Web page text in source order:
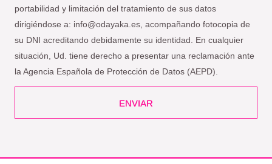
portabilidad y limitación del tratamiento de sus datos
dirigiéndose a: info@odayaka.es, acompañando fotocopia de
su DNI acreditando debidamente su identidad. En cualquier
situación, Ud. tiene derecho a presentar una reclamación ante
la Agencia Española de Protección de Datos (AEPD).
ENVIAR